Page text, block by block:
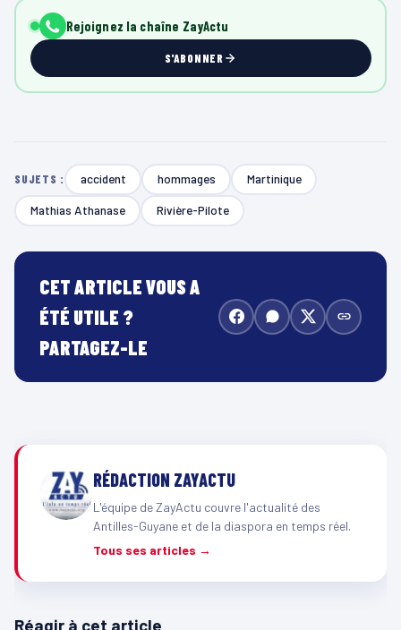
Rejoignez la chaîne ZayActu
S'ABONNER
SUJETS : accident hommages Martinique
Mathias Athanase Rivière-Pilote
CET ARTICLE VOUS A
ÉTÉ UTILE ?
PARTAGEZ-LE
RÉDACTION ZAYACTU
L'équipe de ZayActu couvre l'actualité des
Antilles-Guyane et de la diaspora en temps réel.
Tous ses articles →
Réagir à cet article